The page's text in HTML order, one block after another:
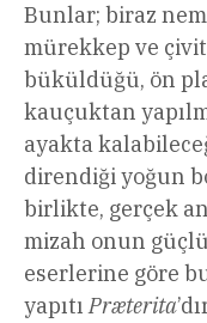
Bunlar; biraz
mürekkep ve çivit
büküldüğü, ön
kauçuktan
ayakta
direndiği yoğun
birlikte, gerçek
mizah onun
eserlerine göre
yapıtıPræterita